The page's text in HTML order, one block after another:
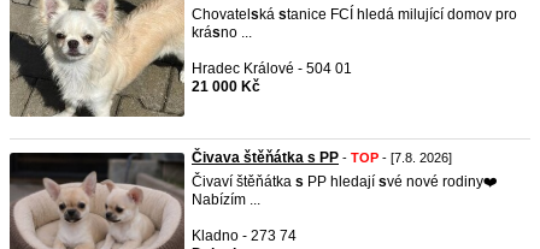
Chovatel ská stanice FCÍ hledá milující domov pro
krásno ...
Hradec Králové - 504 01
21 000 Kč
Čivava štěňátka s PP - TOP - [7.8. 2026]
Čivaví štěňátka s PP hledají své nové rodiny❤️
Nabízím ...
Kladno - 273 74